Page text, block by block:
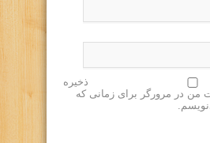
ذخیره
من در مرورگر برای زمانی که